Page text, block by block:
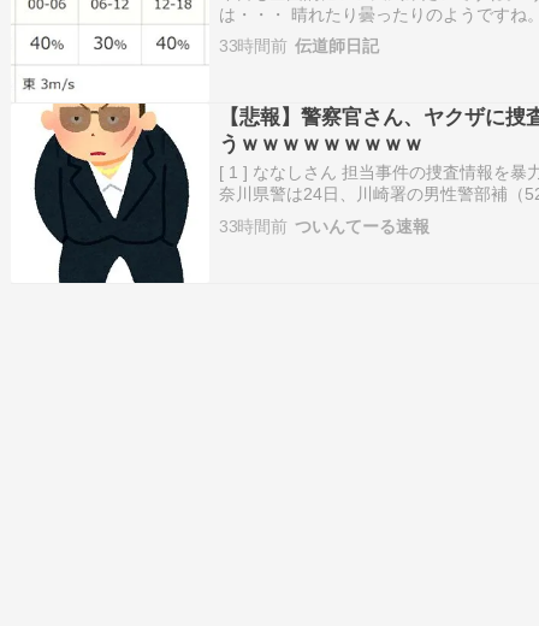
は・・・ 晴れたり曇ったりのようですね
晴れのようですね。我が家付近では・・
ね。うーーむ
33時間前 伝道師日記
【悲報】警察官さん、ヤクザに
うｗｗｗｗｗｗｗｗｗ
[ 1 ] ななしさん 担当事件の捜査情報を暴
奈川県警は24日、川崎署の男性警部補（
とし、地方公務員法（守秘義務）違反容
た。 県警監察官室によると、警部補は同
33時間前 ついんてーる速報